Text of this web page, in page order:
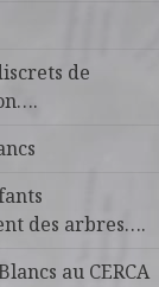
de
des arbres….
au CERCA